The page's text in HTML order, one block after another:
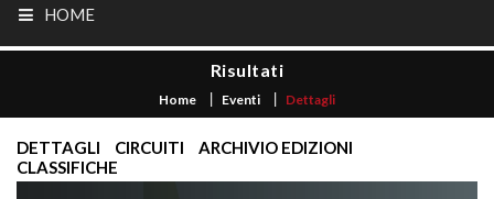
HOME
Risultati
Home Eventi Dettagli
DETTAGLI CIRCUITI
ARCHIVIO EDIZIONI
CLASSIFICHE